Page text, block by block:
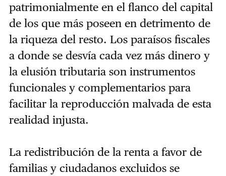
patrimonialmente en el flanco del capital
de los que más poseen en detrimento de
la riqueza del resto. Los paraísos fiscales
a donde se desvía cada vez más dinero y
la elusión tributaria son instrumentos
funcionales y complementarios para
facilitar la reproducción malvada de esta
realidad injusta.
La redistribución de la renta a favor de
familias y ciudadanos excluidos se